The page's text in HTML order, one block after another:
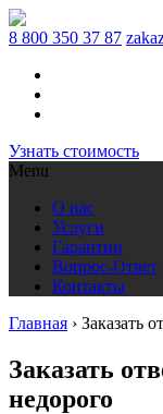
8 800 350 37 87
Узнать стоимость
Menu
О нас
Услуги
Гарантии
Вопрос-Ответ
Контакты
Главная › Заказать
Заказать
недорого